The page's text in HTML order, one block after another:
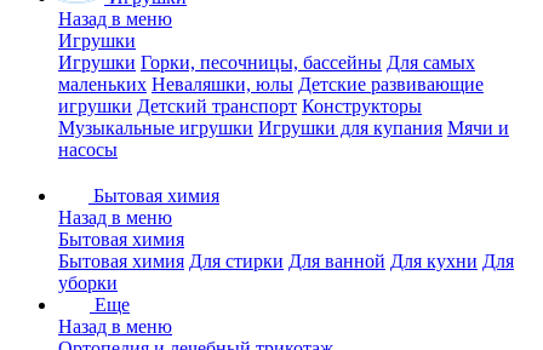
Назад в меню
Игрушки
Игрушки Горки, песочницы, бассейны Для самых
маленьких Неваляшки, юлы Детские развивающие
игрушки Детский транспорт Конструкторы
Музыкальные игрушки Игрушки для купания Мячи и
насосы
Бытовая химия
Назад в меню
Бытовая химия
Бытовая химия Для стирки Для ванной Для кухни Для
уборки
Еще
Назад в меню